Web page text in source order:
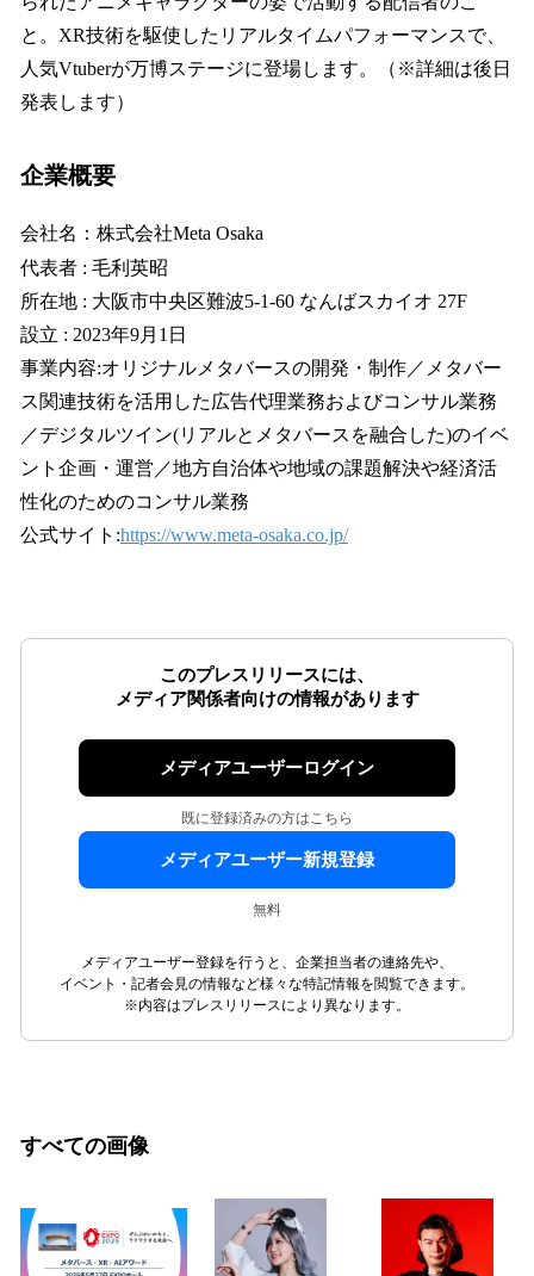
と。XR技術を駆使したリアルタイムパフォーマンスで、
人気Vtuberが万博ステージに登場します。（※詳細は後日
発表します）
企業概要
会社名：株式会社Meta Osaka
代表者 : 毛利英昭
所在地 : 大阪市中央区難波5-1-60 なんばスカイオ 27F
設立 : 2023年9月1日
事業内容:オリジナルメタバースの開発・制作／メタバー
ス関連技術を活用した広告代理業務およびコンサル業務
／デジタルツイン(リアルとメタバースを融合した)のイベ
ント企画・運営／地方自治体や地域の課題解決や経済活
性化のためのコンサル業務
公式サイト:https://www.meta-osaka.co.jp/
このプレスリリースには、
メディア関係者向けの情報があります
メディアユーザーログイン
既に登録済みの方はこちら
メディアユーザー新規登録
無料
メディアユーザー登録を行うと、企業担当者の連絡先や、
イベント・記者会見の情報など様々な特記情報を閲覧できます。
※内容はプレスリリースにより異なります。
すべての画像